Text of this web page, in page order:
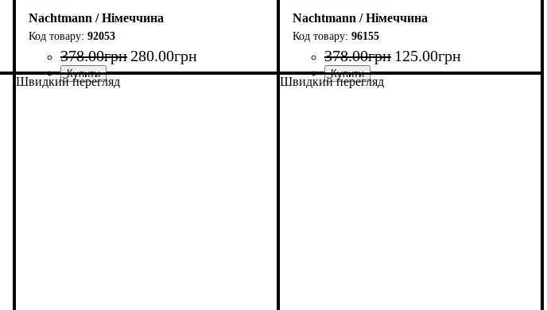
Nachtmann / Німеччина
92053
378.00грн 280.00грн
Nachtmann / Німеччина
96155
378.00грн 125.00грн
Швидкий перегляд Швидкий перегляд